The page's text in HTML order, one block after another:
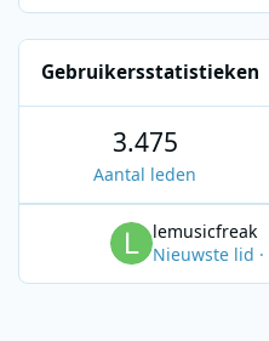
Gebruikersstatistieken
3.475
Aantal leden
lemusicfreak
Nieuwste lid ·